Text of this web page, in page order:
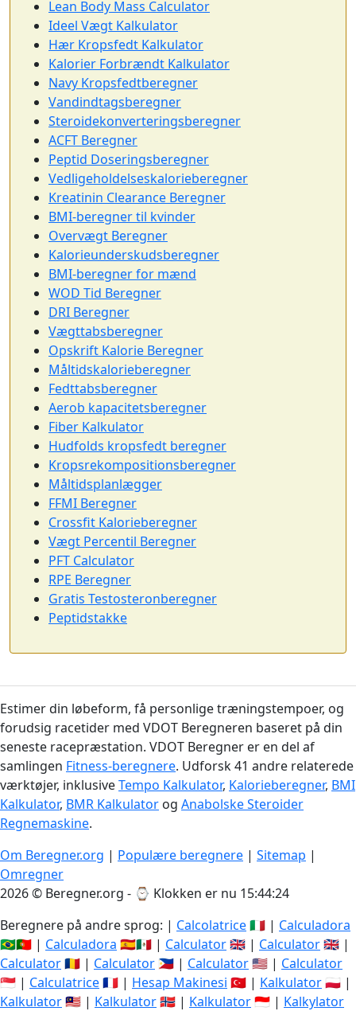
Lean Body Mass Calculator
Ideel Vægt Kalkulator
Hær Kropsfedt Kalkulator
Kalorier Forbrændt Kalkulator
Navy Kropsfedtberegner
Vandindtagsberegner
Steroidekonverteringsberegner
ACFT Beregner
Peptid Doseringsberegner
Vedligeholdelseskalorieberegner
Kreatinin Clearance Beregner
BMI-beregner til kvinder
Overvægt Beregner
Kalorieunderskudsberegner
BMI-beregner for mænd
WOD Tid Beregner
DRI Beregner
Vægttabsberegner
Opskrift Kalorie Beregner
Måltidskalorieberegner
Fedttabsberegner
Aerob kapacitetsberegner
Fiber Kalkulator
Hudfolds kropsfedt beregner
Kropsrekompositionsberegner
Måltidsplanlægger
FFMI Beregner
Crossfit Kalorieberegner
Vægt Percentil Beregner
PFT Calculator
RPE Beregner
Gratis Testosteronberegner
Peptidstakke
Estimer din løbeform, få personlige træningstempoer, og
forudsig racetider med VDOT Beregneren baseret på din
seneste racepræstation. VDOT Beregner er en del af
samlingen Fitness-beregnere. Udforsk 41 andre relaterede
værktøjer, inklusiveTempo Kalkulator, Kalorieberegner, BMI
Kalkulator, BMR Kalkulator og Anabolske Steroider
Regnemaskine.
Om Beregner.org | Populære beregnere | Sitemap |
Omregner
2026 © Beregner.org - ⌚ Klokken er nu 15:44:25
Beregnere på andre sprog: | Calcolatrice🇮🇹 | Calculadora
🇧🇷🇵🇹 | Calculadora 🇪🇸🇲🇽 | Calculator🇬🇧 | Calculator🇬🇧 |
Calculator🇷🇴 | Calculator 🇵🇭 | Calculator🇺🇸 | Calculator
🇸🇬 | Calculatrice🇫🇷 | Hesap Makinesi 🇹🇷 | Kalkulator🇵🇱 |
Kalkulator🇲🇾 | Kalkulator🇳🇴 | Kalkulator🇮🇩 | Kalkylator